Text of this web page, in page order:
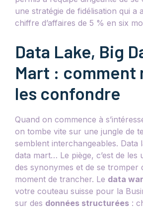
une stratégie de fidélisation qui a
chiffre d’affaires de 5 % en six
Data Lake, Big
Mart : comment
les confondre
Quand on commence à
on tombe vite sur une jungle de
semblent interchangeables. Data
data mart… Le piège, c’est de les
des synonymes et de se tromper
moment de trancher. Le data
votre couteau suisse pour la
sur des données structurées :